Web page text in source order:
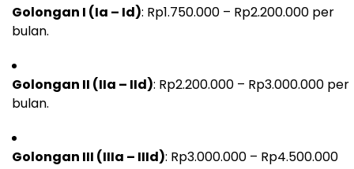
Golongan I (Ia – Id): Rp1.750.000 – Rp2.200.000 per
bulan.
Golongan II (IIa – IId): Rp2.200.000 – Rp3.000.000 per
bulan.
Golongan III (IIIa – IIId): Rp3.000.000 – Rp4.500.000